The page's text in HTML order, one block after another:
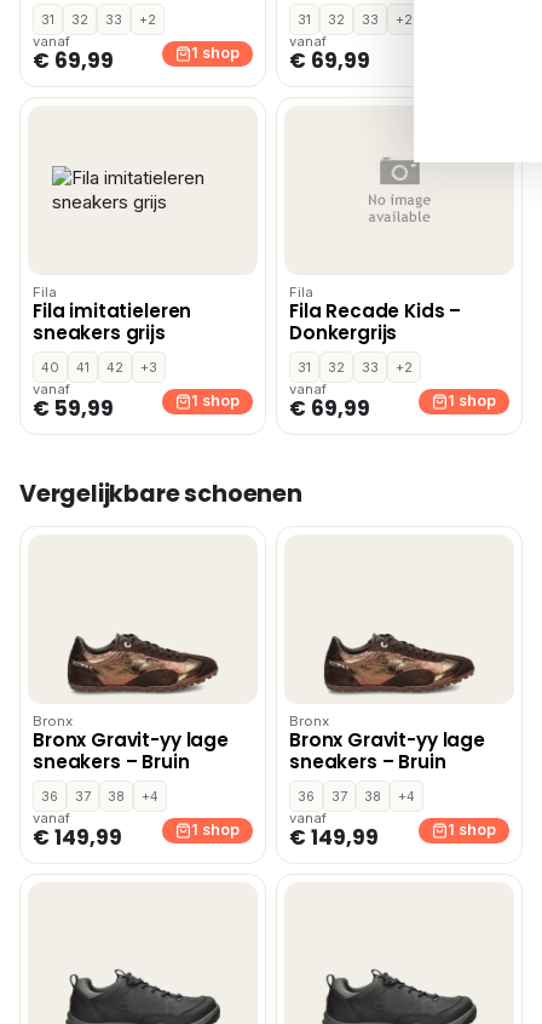
31 32 33
+2
vanaf
€ 69,99 1 shop
31 32 33
+2
vanaf
€ 69,99
Fila
Fila imitatieleren
sneakers grijs
40 41 42
+3
vanaf
€ 59,99 1 shop
Fila
Fila Recade Kids –
Donkergrijs
31 32 33
+2
vanaf
€ 69,99 1 shop
Vergelijkbare schoenen
Bronx
Bronx Gravit-yy lage
sneakers – Bruin
36 37 38
+4
vanaf
€ 149,99 1 shop
Bronx
Bronx Gravit-yy lage
sneakers – Bruin
36 37 38
+4
vanaf
€ 149,99 1 shop